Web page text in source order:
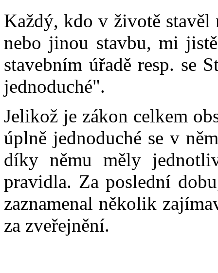
Každý, kdo v životě stavěl
nebo jinou stavbu, mi
stavebním úřadě resp. se
jednoduché".
Jelikož je zákon celkem
úplně jednoduché se v
díky němu měly
pravidla. Za poslední
zaznamenal několik
za zveřejnění.